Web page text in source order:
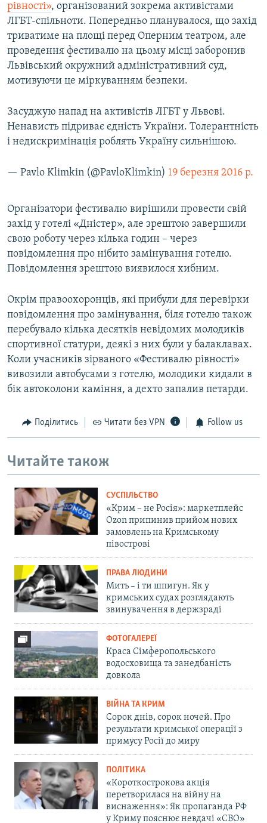
рівності», організований зокрема активістами
ЛГБТ-спільноти. Попередньо планувалося, що захід
триватиме на площі перед Оперним театром, але
проведення фестивалю на цьому місці заборонив
Львівський окружний адміністративний суд,
мотивуючи це міркуванням безпеки.
Засуджую напад на активістів ЛГБТ у Львові.
Ненависть підриває єдність України. Толерантність
і недискримінація роблять Україну сильнішою.
— Pavlo Klimkin (@PavloKlimkin) 19 березня 2016 р.
Організатори фестивалю вирішили провести свій
захід у готелі «Дністер», але зрештою завершили
свою роботу через кілька годин – через
повідомлення про нібито замінування готелю.
Повідомлення зрештою виявилося хибним.
Окрім правоохоронців, які прибули для перевірки
повідомлення про замінування, біля готелю також
перебувало кілька десятків невідомих молодиків
спортивної статури, деякі з них були у балаклавах.
Коли учасників зірваного «Фестивалю рівності»
вивозили автобусами з готелю, молодики кидали в
бік автоколони каміння, а дехто запалив петарди.
Поділитись Читати без VPN Follow us
Читайте також
СУСПІЛЬСТВО
«Крим – не Росія»: маркетплейс
Ozon припинив прийом нових
замовлень на Кримському
півострові
ПРАВА ЛЮДИНИ
Мить – і ти шпигун. Як у
кримських судах розглядають
звинувачення в держзраді
ФОТОГАЛЕРЕЇ
Краса Сімферопольського
водосховища та занедбаність
довкола
ВІЙНА ТА КРИМ
Сорок днів, сорок ночей. Про
результати кримської операції з
примусу Росії до миру
ПОЛІТИКА
«Короткострокова акція
перетворилася на війну на
виснаження»: Як пропаганда РФ
у Криму пояснює невдачі «СВО»